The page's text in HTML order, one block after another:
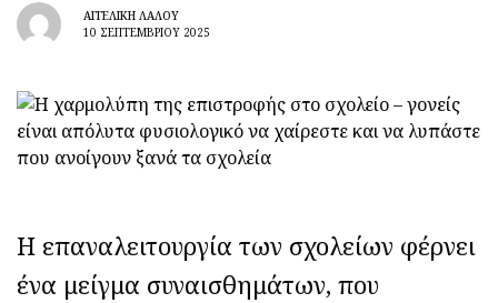
ΑΓΓΕΛΙΚΉ ΛΆΛΟΥ
10 ΣΕΠΤΕΜΒΡΊΟΥ 2025
Η επαναλειτουργία των σχολείων φέρνει
ένα μείγμα συναισθημάτων, που